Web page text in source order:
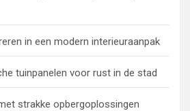
in een modern interieuraanpak
tuinpanelen voor rust in de stad
strakke opbergoplossingen